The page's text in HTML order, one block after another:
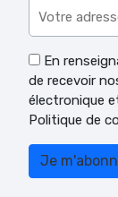
En
de recevoir
électronique
Politique de